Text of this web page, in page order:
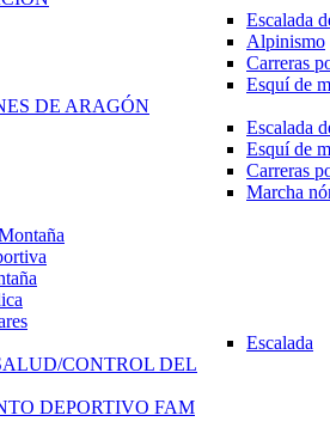
Escalada
Alpinismo
Carreras
Esquí de
DE ARAGÓN
Escalada
Esquí de
Carreras
Marcha
Escalada
CONTROL DEL
DEPORTIVO FAM